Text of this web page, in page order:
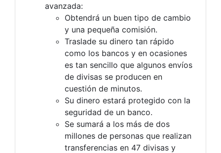
avanzada:
Obtendrá un buen tipo de cambio
y una pequeña comisión.
Traslade su dinero tan rápido
como los bancos y en ocasiones
es tan sencillo que algunos envíos
de divisas se producen en
cuestión de minutos.
Su dinero estará protegido con la
seguridad de un banco.
Se sumará a los más de dos
millones de personas que realizan
transferencias en 47 divisas y